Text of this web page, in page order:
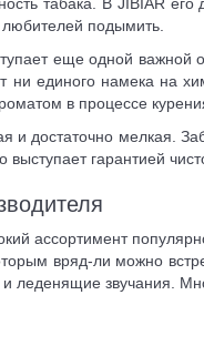
табака. В JIBIAR
любителей подымить.
еще одной важной
ни единого намека на
в процессе
и достаточно мелкая.
выступает гарантией
ассортимент
вряд-ли можно
леденящие звучания.